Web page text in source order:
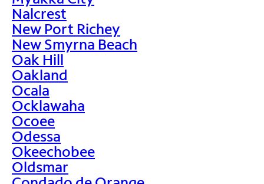
Nalcrest
New Port Richey
New Smyrna Beach
Oak Hill
Oakland
Ocala
Ocklawaha
Ocoee
Odessa
Okeechobee
Oldsmar